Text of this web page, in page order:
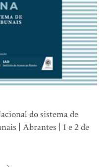
do sistema de
| Abrantes | 1 e 2 de